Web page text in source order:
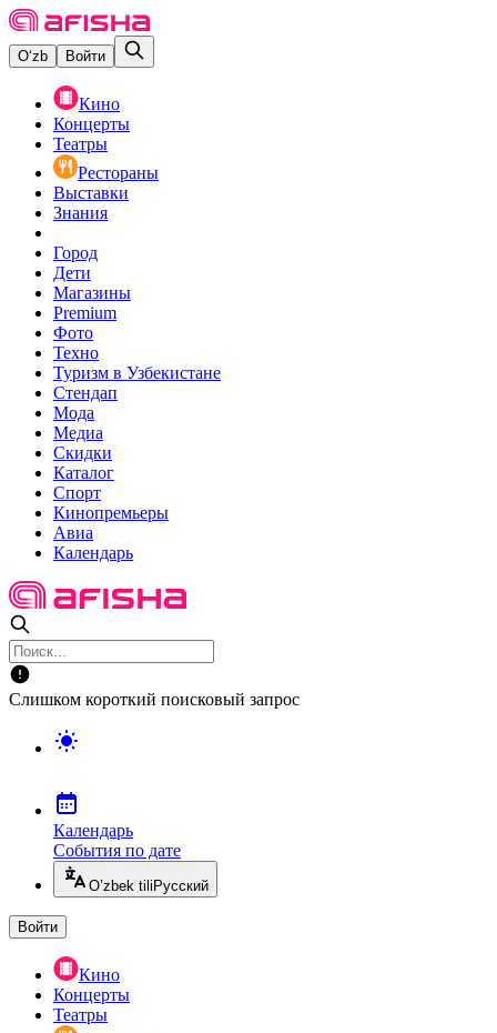
O‘zb Войти
Кино
Концерты
Театры
Рестораны
Выставки
Знания
Город
Дети
Магазины
Premium
Фото
Техно
Туризм в Узбекистане
Стендап
Мода
Медиа
Скидки
Каталог
Спорт
Кинопремьеры
Авиа
Календарь
Слишком короткий поисковый запрос
Календарь
События по дате
O’zbek tili Русский
Войти
Кино
Концерты
Театры